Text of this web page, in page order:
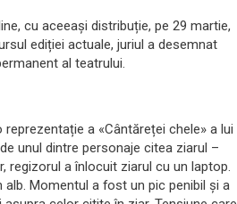
cu aceeași distribuție, pe 29 martie,
ediției actuale, juriul a desemnat
al teatrului.
a «Cântăreței chele» a lui
unul dintre personaje citea ziarul –
regizorul a înlocuit ziarul cu un laptop.
Momentul a fost un pic penibil și a